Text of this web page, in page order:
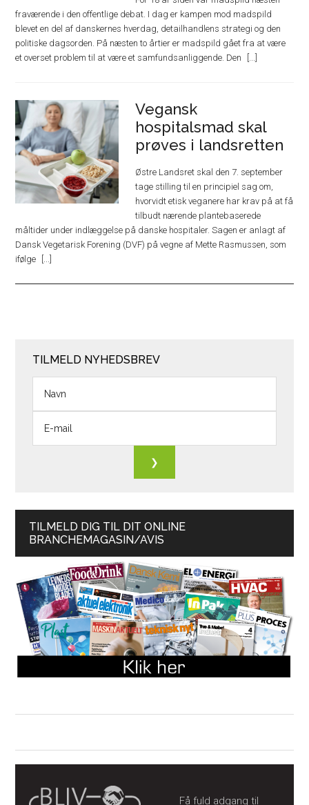
fraværende i den offentlige debat. I dag er kampen mod madspild
blevet en del af danskernes hverdag, detailhandlens strategi og den
politiske dagsorden. På næsten to årtier er madspild gået fra at være
et overset problem til at være et samfundsanliggende. Den
Vegansk
hospitalsmad skal
prøves i landsretten
Østre Landsret skal den 7. september
tage stilling til en principiel sag om,
hvorvidt etisk veganere har krav på at få
tilbudt nærende plantebaserede
måltider under indlæggelse på danske hospitaler. Sagen er anlagt af
Dansk Vegetarisk Forening (DVF) på vegne af Mette Rasmussen, som
ifølge
TILMELD NYHEDSBREV
TILMELD DIG TIL DIT ONLINE
BRANCHEMAGASIN/AVIS
Få fuld adgang til